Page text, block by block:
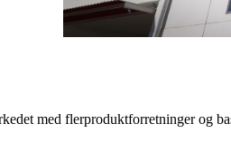
med flerproduktforretninger og